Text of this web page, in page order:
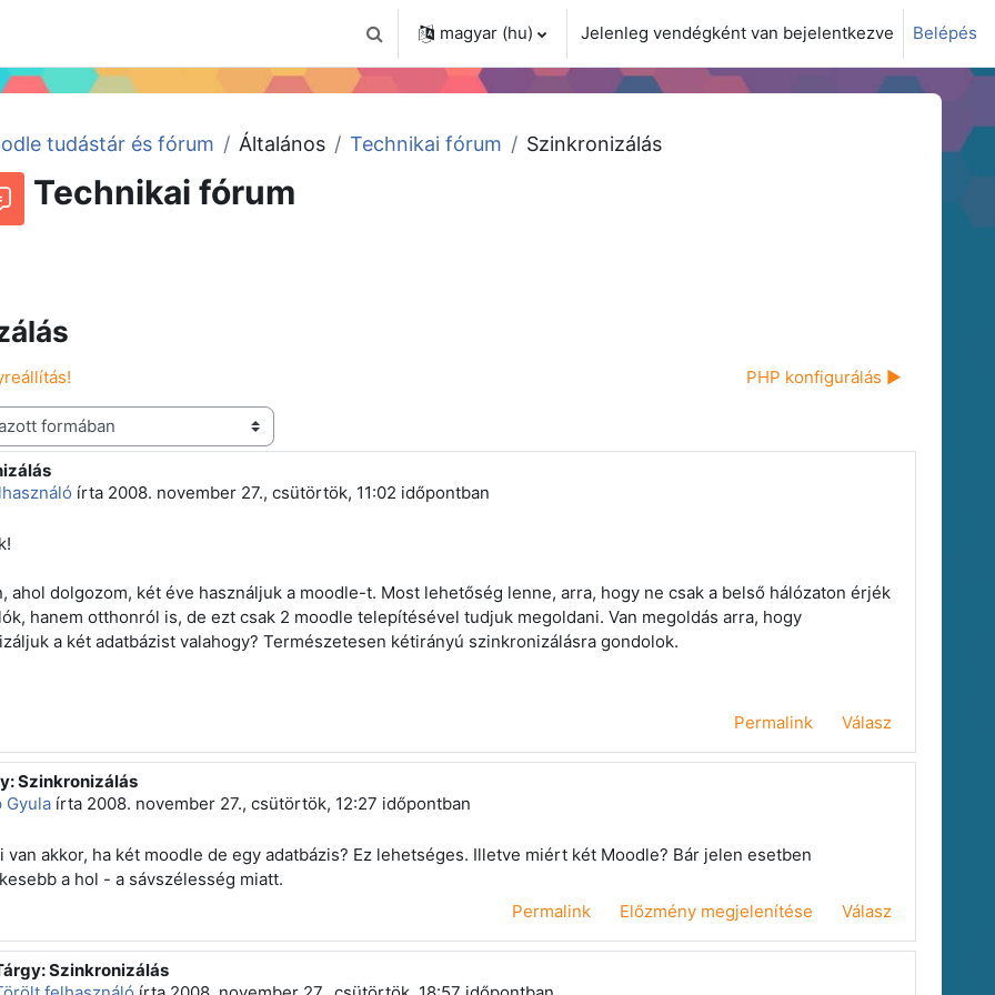
Keresési bemeneti adatok váltása
magyar ‎(hu)‎ Jelenleg vendégként van bejelentkezve Belépés
tudástár és fórum Általános Technikai fórum Szinkronizálás
Technikai fórum
PHP konfigurálás ▶︎
írta 2008. november 27., csütörtök, 11:02 időpontban
12
ahol dolgozom, két éve használjuk a moodle-t. Most lehetőség lenne, arra, hogy ne csak a belső hálózaton érjék
hanem otthonról is, de ezt csak 2 moodle telepítésével tudjuk megoldani. Van megoldás arra, hogy
a két adatbázist valahogy? Természetesen kétirányú szinkronizálásra gondolok.
Permalink Válasz
erre: Törölt felhasználó
Szinkronizálás
Gyula írta 2008. november 27., csütörtök, 12:27 időpontban
van akkor, ha két moodle de egy adatbázis? Ez lehetséges. Illetve miért két Moodle? Bár jelen esetben
a hol - a sávszélesség miatt.
Permalink
Előzmény megjelenítése Válasz
erre: Papp Gyula
Szinkronizálás